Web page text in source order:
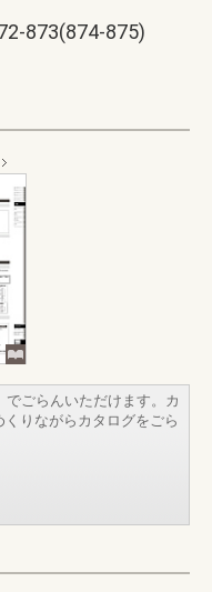
873(874-875)
ごらんいただけます。カ
りながらカタログをごら